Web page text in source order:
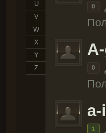
U
V
W
X
Y
Z
0
0
a-i
1